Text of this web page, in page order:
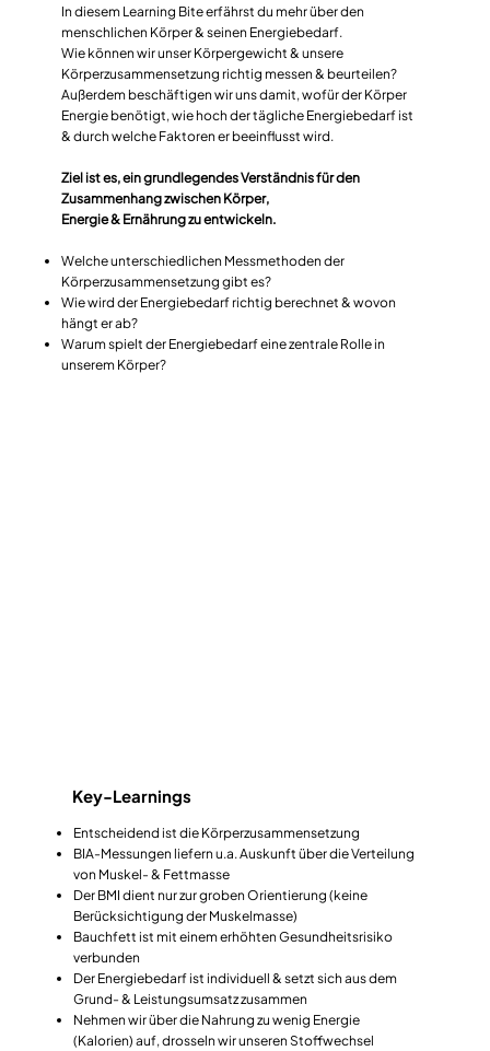
In diesem Learning Bite erfährst du mehr über den
menschlichen Körper & seinen Energiebedarf.
Wie können wir unser Körpergewicht & unsere
Körperzusammensetzung richtig messen & beurteilen?
Außerdem beschäftigen wir uns damit, wofür der Körper
Energie benötigt, wie hoch der tägliche Energiebedarf ist
& durch welche Faktoren er beeinflusst wird.
Ziel ist es, ein grundlegendes Verständnis für den
Zusammenhang zwischen Körper,
Energie & Ernährung zu entwickeln.
Welche unterschiedlichen Messmethoden der
Körperzusammensetzung gibt es?
Wie wird der Energiebedarf richtig berechnet & wovon
hängt er ab?
Warum spielt der Energiebedarf eine zentrale Rolle in
unserem Körper?
Key-Learnings
Entscheidend ist die Körperzusammensetzung
BIA-Messungen liefern u.a. Auskunft über die Verteilung
von Muskel- & Fettmasse
Der BMI dient nur zur groben Orientierung (keine
Berücksichtigung der Muskelmasse)
Bauchfett ist mit einem erhöhten Gesundheitsrisiko
verbunden
Der Energiebedarf ist individuell & setzt sich aus dem
Grund- & Leistungsumsatz zusammen
Nehmen wir über die Nahrung zu wenig Energie
(Kalorien) auf, drosseln wir unseren Stoffwechsel